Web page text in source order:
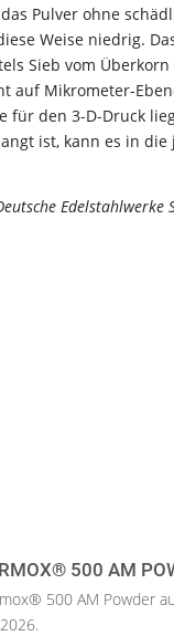
Pulver ohne
Weise niedrig.
Sieb vom
auf Mikrometer-
den 3-D-Druck
ist, kann es in
Edelstahlwerke
500 AM
500 AM Powder